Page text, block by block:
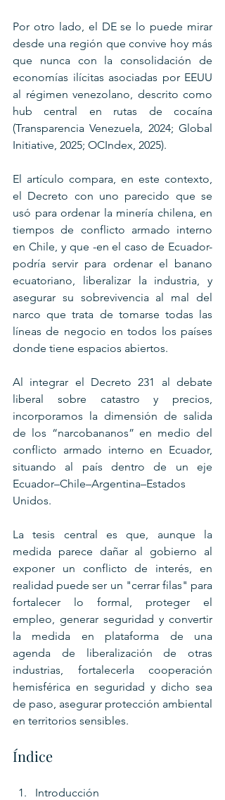
Por otro lado, el DE se lo puede mirar
desde una región que convive hoy más
que nunca con la consolidación de
economías ilícitas asociadas por EEUU
al régimen venezolano, descrito como
hub central en rutas de cocaína
(Transparencia Venezuela, 2024; Global
Initiative, 2025; OCIndex, 2025).
El artículo compara, en este contexto,
el Decreto con uno parecido que se
usó para ordenar la minería chilena, en
tiempos de conflicto armado interno
en Chile, y que -en el caso de Ecuador-
podría servir para ordenar el banano
ecuatoriano, liberalizar la industria, y
asegurar su sobrevivencia al mal del
narco que trata de tomarse todas las
líneas de negocio en todos los países
donde tiene espacios abiertos.
Al integrar el Decreto 231 al debate
liberal sobre catastro y precios,
incorporamos la dimensión de salida
de los “narcobananos” en medio del
conflicto armado interno en Ecuador,
situando al país dentro de un eje
Ecuador–Chile–Argentina–Estados
Unidos.
La tesis central es que, aunque la
medida parece dañar al gobierno al
exponer un conflicto de interés, en
realidad puede ser un "cerrar filas" para
fortalecer lo formal, proteger el
empleo, generar seguridad y convertir
la medida en plataforma de una
agenda de liberalización de otras
industrias, fortalecerla cooperación
hemisférica en seguridad y dicho sea
de paso, asegurar protección ambiental
en territorios sensibles.
Índice
Introducción